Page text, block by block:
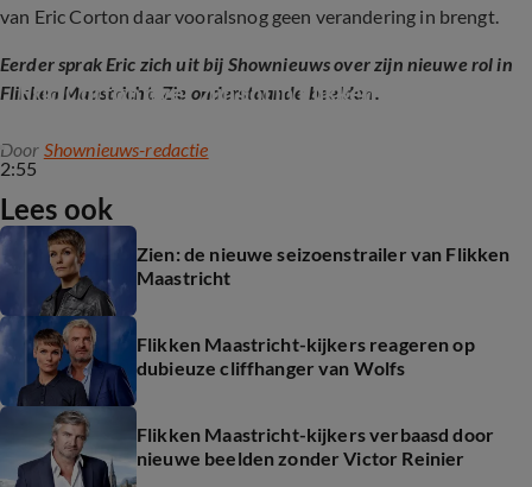
van Eric Corton daar vooralsnog geen verandering in brengt.
Eerder sprak Eric zich uit bij Shownieuws over zijn nieuwe rol in
Flikken Maastricht. Zie onderstaande beelden.
2:55
Eric Corton over zijn rol in Flikken Maastricht
Door Shownieuws-redactie
Lees ook
Zien: de nieuwe seizoenstrailer van Flikken
Maastricht
Flikken Maastricht-kijkers reageren op
dubieuze cliffhanger van Wolfs
Flikken Maastricht-kijkers verbaasd door
nieuwe beelden zonder Victor Reinier